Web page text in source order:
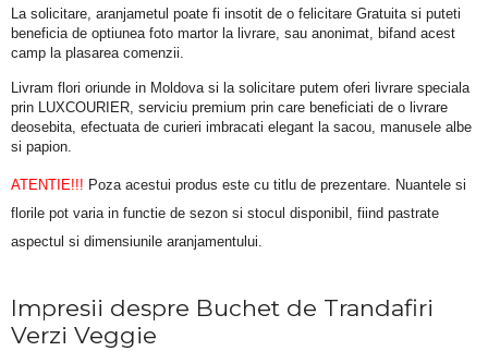
La solicitare, aranjametul poate fi insotit de o felicitare Gratuita si puteti
beneficia de optiunea foto martor la livrare, sau anonimat, bifand acest
camp la plasarea comenzii.
Livram flori oriunde in Moldova si la solicitare putem oferi livrare speciala
prin LUXCOURIER, serviciu premium prin care beneficiati de o livrare
deosebita, efectuata de curieri imbracati elegant la sacou, manusele albe
si papion.
ATENTIE!!! Poza acestui produs este cu titlu de prezentare. Nuantele si
florile pot varia in functie de sezon si stocul disponibil, fiind pastrate
aspectul si dimensiunile aranjamentului.
Impresii despre Buchet de Trandafiri
Verzi Veggie